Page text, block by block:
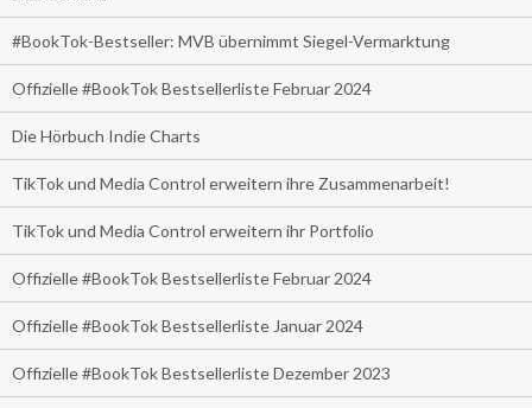
#BookTok-Bestseller: MVB übernimmt Siegel-Vermarktung
Offizielle #BookTok Bestsellerliste Februar 2024
Die Hörbuch Indie Charts
TikTok und Media Control erweitern ihre Zusammenarbeit!
TikTok und Media Control erweitern ihr Portfolio
Offizielle #BookTok Bestsellerliste Februar 2024
Offizielle #BookTok Bestsellerliste Januar 2024
Offizielle #BookTok Bestsellerliste Dezember 2023